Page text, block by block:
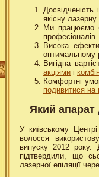
якісну лазерну
Ми працюємо
професіоналів.
Висока
оптимальному
Вигідна
акціями і
Комфортні
подивитися на
Який апарат
У київському
волосся
випуску 2012 року.
підтвердили, що
лазерної епіляції